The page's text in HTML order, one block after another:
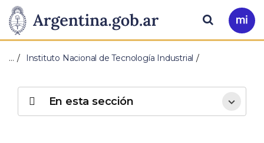
Presidencia
de
Nación
Pasar al contenido principal
Ir
a
Buscar
… Instituto Nacional de Tecnología Industrial
En esta sección